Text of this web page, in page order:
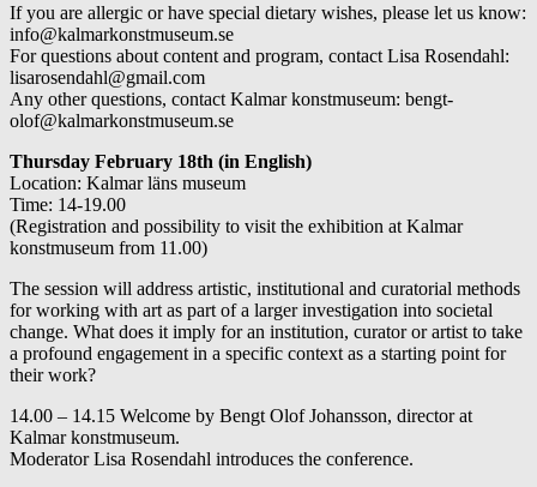
If you are allergic or have special dietary wishes, please let us know:
info@kalmarkonstmuseum.se
For questions about content and program, contact Lisa Rosendahl:
lisarosendahl@gmail.com
Any other questions, contact Kalmar konstmuseum: bengt-
olof@kalmarkonstmuseum.se
Thursday February 18th (in English)
Location: Kalmar läns museum
Time: 14-19.00
(Registration and possibility to visit the exhibition at Kalmar
konstmuseum from 11.00)
The session will address artistic, institutional and curatorial methods
for working with art as part of a larger investigation into societal
change. What does it imply for an institution, curator or artist to take
a profound engagement in a specific context as a starting point for
their work?
14.00 – 14.15 Welcome by Bengt Olof Johansson, director at
Kalmar konstmuseum.
Moderator Lisa Rosendahl introduces the conference.